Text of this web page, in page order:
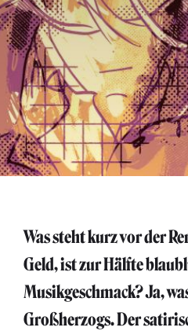
Was steht kurz vor der
Geld, ist zur Hälfte
Musikgeschmack? Ja,
Großherzogs. Der